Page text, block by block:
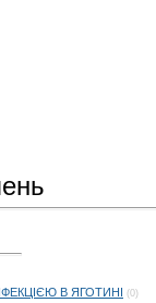
В ЯГОТИНІ (0)